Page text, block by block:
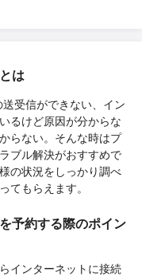
は
受信ができない、イン
るけど原因が分からな
らない。そんな時はプ
ブル解決がおすすめで
の状況をしっかり調べ
てもらえます。
予約する際のポイン
インターネットに接続